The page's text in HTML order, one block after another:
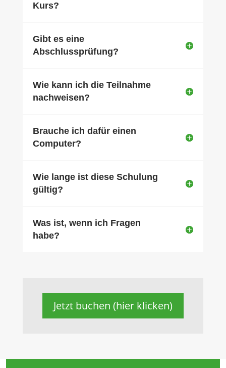
Kurs?
Gibt es eine
Abschlussprüfung?
Wie kann ich die Teilnahme
nachweisen?
Brauche ich dafür einen
Computer?
Wie lange ist diese Schulung
gültig?
Was ist, wenn ich Fragen
habe?
Jetzt buchen (hier klicken)